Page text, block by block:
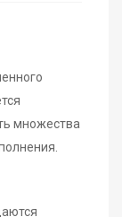
множества